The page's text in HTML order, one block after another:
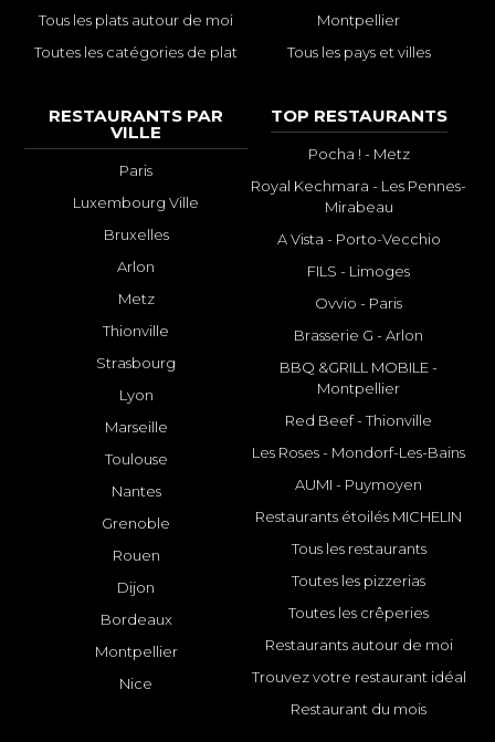
Tous les plats autour de moi
Toutes les catégories de plat
Montpellier
Tous les pays et villes
RESTAURANTS PAR
VILLE
Paris
Luxembourg Ville
Bruxelles
Arlon
Metz
Thionville
Strasbourg
Lyon
Marseille
Toulouse
Nantes
Grenoble
Rouen
Dijon
Bordeaux
Montpellier
Nice
TOP RESTAURANTS
Pocha ! - Metz
Royal Kechmara - Les Pennes-
Mirabeau
A Vista - Porto-Vecchio
FILS - Limoges
Ovvio - Paris
Brasserie G - Arlon
BBQ &GRILL MOBILE -
Montpellier
Red Beef - Thionville
Les Roses - Mondorf-Les-Bains
AUMI - Puymoyen
Restaurants étoilés MICHELIN
Tous les restaurants
Toutes les pizzerias
Toutes les crêperies
Restaurants autour de moi
Trouvez votre restaurant idéal
Restaurant du mois